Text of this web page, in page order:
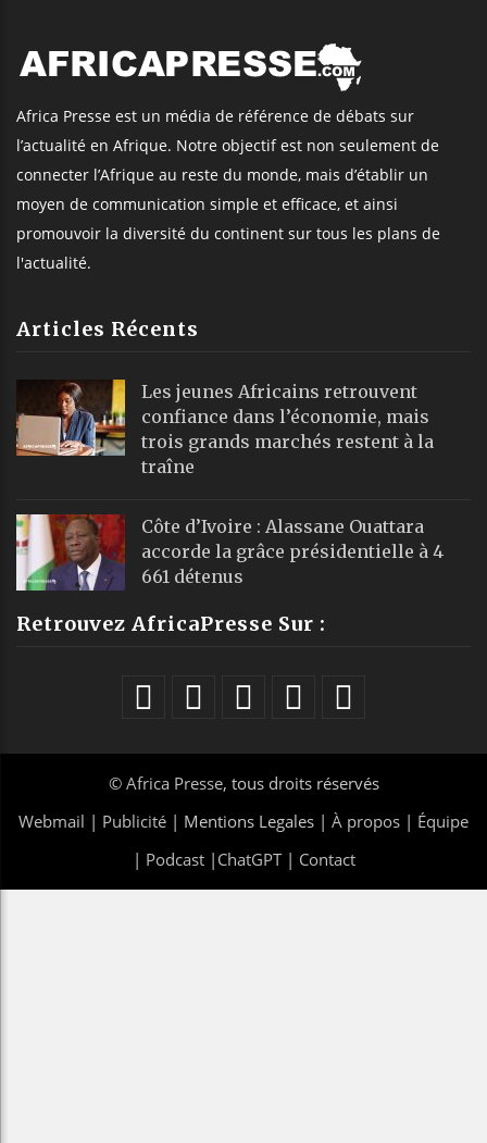
Africa Presse est un média de référence de débats sur
l’actualité en Afrique. Notre objectif est non seulement de
connecter l’Afrique au reste du monde, mais d’établir un
moyen de communication simple et efficace, et ainsi
promouvoir la diversité du continent sur tous les plans de
l'actualité.
Articles Récents
Les jeunes Africains retrouvent
confiance dans l’économie, mais
trois grands marchés restent à la
traîne
Côte d’Ivoire : Alassane Ouattara
accorde la grâce présidentielle à 4
661 détenus
Retrouvez AfricaPresse Sur :
© Africa Presse, tous droits réservés
Webmail | Publicité | Mentions Legales | À propos | Équipe
| Podcast| ChatGPT| Contact